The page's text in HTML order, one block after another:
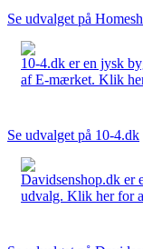
Se udvalget på
10-4.dk er en jysk
af E-mærket. Klik
Se udvalget på 10-4.dk
Davidsenshop.dk er
udvalg. Klik her for